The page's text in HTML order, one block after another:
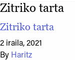
Zitriko tarta
Zitriko tarta
2 iraila, 2021
By Haritz